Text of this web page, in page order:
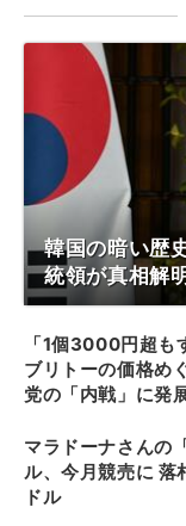
韓国の暗い歴
統領が真相解
「1個3000円超も
ブリトーの価格め
党の「内戦」に発
マラドーナさんの
ル、今月競売に 落
ドル